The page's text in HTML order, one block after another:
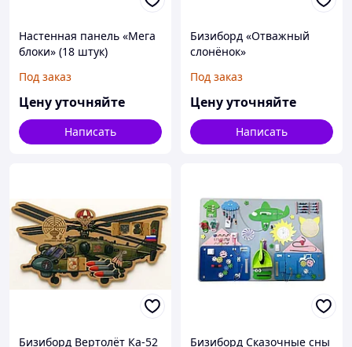
Настенная панель «Мега
блоки» (18 штук)
Под заказ
Цену уточняйте
Написать
Бизиборд «Отважный
слонёнок»
Под заказ
Цену уточняйте
Написать
Бизиборд Вертолёт Ка-52 Бизиборд Сказочные сны